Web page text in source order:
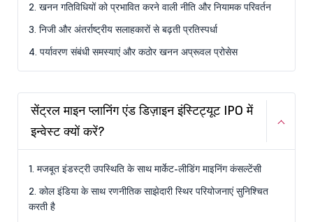
2. खनन गतिविधियों को प्रभावित करने वाली नीति और नियामक परिवर्तन
3. निजी और अंतर्राष्ट्रीय सलाहकारों से बढ़ती प्रतिस्पर्धा
4. पर्यावरण संबंधी समस्याएं और कठोर खनन अप्रूवल प्रोसेस
सेंट्रल माइन प्लानिंग एंड डिज़ाइन इंस्टिट्यूट IPO में
इन्वेस्ट क्यों करें?
1. मजबूत इंडस्ट्री उपस्थिति के साथ मार्केट-लीडिंग माइनिंग कंसल्टेंसी
2. कोल इंडिया के साथ रणनीतिक साझेदारी स्थिर परियोजनाएं सुनिश्चित
करती है